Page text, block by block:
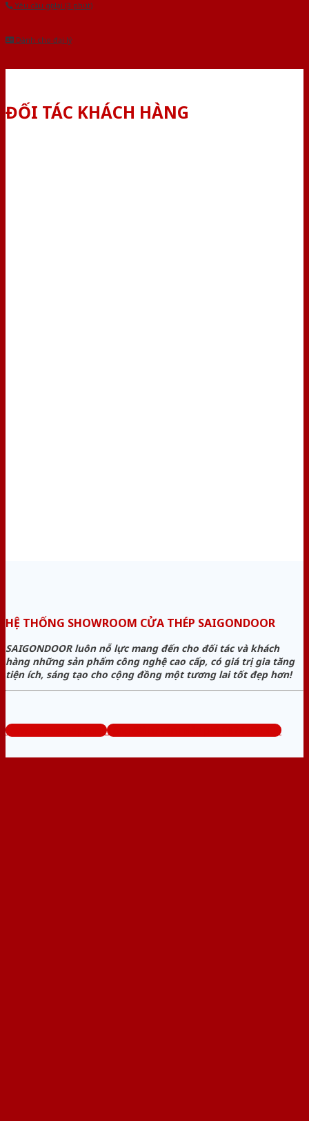
Yêu cầu gọi lại (3 phút)
Dành cho đại lý
ĐỐI TÁC KHÁCH HÀNG
HỆ THỐNG SHOWROOM CỬA THÉP SAIGONDOOR
SAIGONDOOR luôn nỗ lực mang đến cho đối tác và khách
hàng những sản phẩm công nghệ cao cấp, có giá trị gia tăng
tiện ích, sáng tạo cho cộng đồng một tương lai tốt đẹp hơn!
www.bancuathep.com Tổng đài tư vấn miễn phí: 0824.400.400